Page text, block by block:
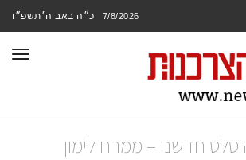
7/8/2026 כ״ה באב ה׳תשפ״ו
חדשני – ממרח לימון